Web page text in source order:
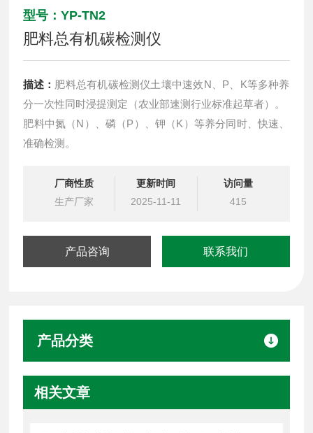
型号：YP-TN2
肥料总有机碳检测仪
描述： 肥料总有机碳检测仪土壤中速效N、P、K等多种养
分一次性同时浸提测定（农业部速测行业标准起草者）。
肥料中氮（N）、磷（P）、钾（K）等养分同时、快速、
准确检测。
厂商性质
生产厂家
更新时间
2025-11-11
访问量
415
产品咨询 联系我们
产品分类
相关文章